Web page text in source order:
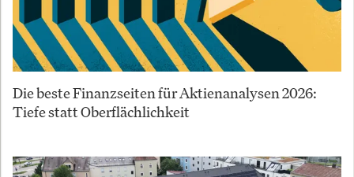
Die beste Finanzseiten für Aktienanalysen 2026:
Tiefe statt Oberflächlichkeit